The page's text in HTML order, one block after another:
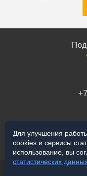
Для улучшения
cookies и сервисы
использование, вы
статистических